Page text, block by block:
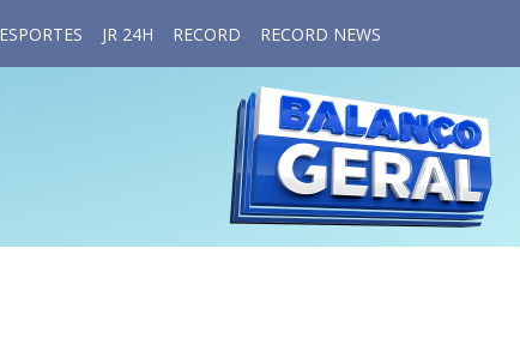
ESPORTES JR 24H RECORD RECORD NEWS